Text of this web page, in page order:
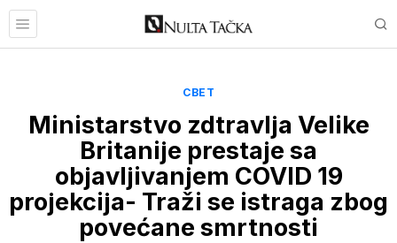
СВЕТ
Ministarstvo zdtravlja Velike
Britanije prestaje sa
objavljivanjem COVID 19
projekcija- Traži se istraga zbog
povećane smrtnosti